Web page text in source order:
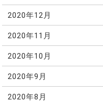
2020年12月
2020年11月
2020年10月
2020年9月
2020年8月